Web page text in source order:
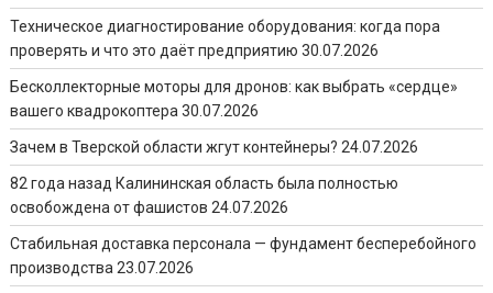
Техническое диагностирование оборудования: когда пора
проверять и что это даёт предприятию 30.07.2026
Бесколлекторные моторы для дронов: как выбрать «сердце»
вашего квадрокоптера 30.07.2026
Зачем в Тверской области жгут контейнеры? 24.07.2026
82 года назад Калининская область была полностью
освобождена от фашистов 24.07.2026
Стабильная доставка персонала — фундамент бесперебойного
производства 23.07.2026